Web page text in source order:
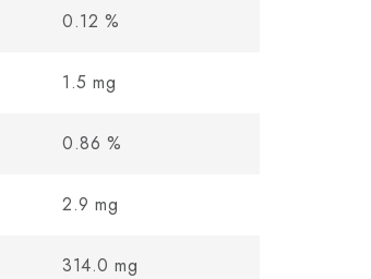
0.12 %
1.5 mg
0.86 %
2.9 mg
314.0 mg